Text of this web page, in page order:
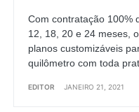
Com contratação 100%
12, 18, 20 e 24 meses,
planos customizáveis
quilômetro com toda
EDITOR JANEIRO 21, 2021